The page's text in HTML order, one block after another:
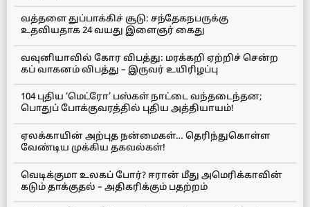
வத்தளை துப்பாக்கிச் சூடு: சந்தேகநபருக்கு
உதவியதாக 24 வயது இளைஞர் கைது
வவுனியாவில் கோர விபத்து: மரக்கறி ஏற்றிச் சென்ற
கப் வாகனம் விபத்து – இருவர் உயிரிழப்பு
104 புதிய ‘மெட்ரோ’ பஸ்கள் நாட்டை வந்தடைந்தன;
பொதுப் போக்குவரத்தில் புதிய அத்தியாயம்!
ஏலக்காயின் அற்புத நன்மைகள்… தெரிந்துகொள்ள
வேண்டிய முக்கிய தகவல்கள்!
வெடிக்குமா உலகப் போர்? ஈரான் மீது அமெரிக்காவின்
கடும் தாக்குதல் – அதிகரிக்கும் பதற்றம்